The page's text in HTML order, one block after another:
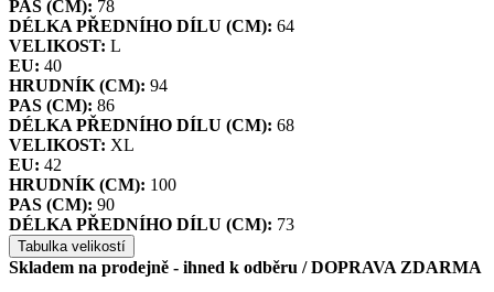
PAS (CM): 78
DÉLKA PŘEDNÍHO DÍLU (CM): 64
VELIKOST: L
EU: 40
HRUDNÍK (CM): 94
PAS (CM): 86
DÉLKA PŘEDNÍHO DÍLU (CM): 68
VELIKOST: XL
EU: 42
HRUDNÍK (CM): 100
PAS (CM): 90
DÉLKA PŘEDNÍHO DÍLU (CM): 73
Tabulka velikostí
Skladem na prodejně - ihned k odběru / DOPRAVA ZDARMA